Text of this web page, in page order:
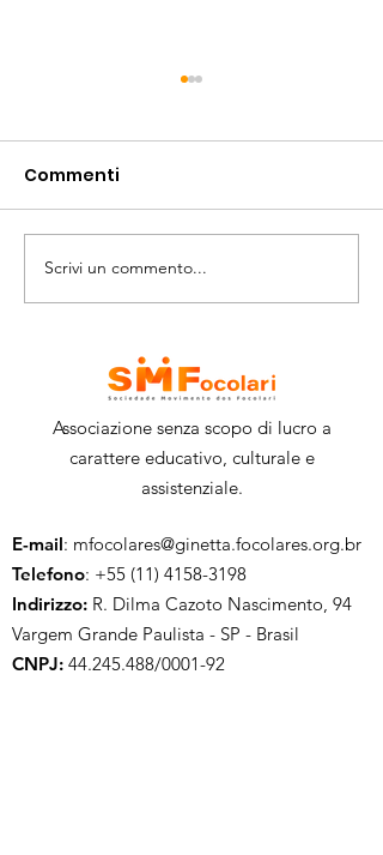
Responsabilità
sociale: rafforzare la
Commenti
Scrivi un commento...
Associazione senza scopo di lucro a
carattere educativo, culturale e
assistenziale.
E-mail: mfocolares@ginetta.focolares.org.br
Telefono: +55 (11) 4158-3198
Indirizzo: R. Dilma Cazoto Nascimento, 94
Vargem Grande Paulista - SP - Brasil
CNPJ: 44.245.488/0001-92